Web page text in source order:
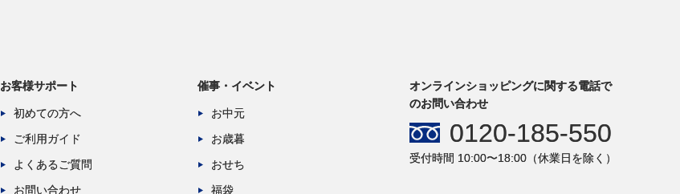
お客様サポート
初めての方へ
ご利用ガイド
よくあるご質問
お問い合わせ
催事・イベント
お中元
お歳暮
おせち
福袋
オンラインショッピングに関する電話で
のお問い合わせ
0120-185-550
受付時間 10:00〜18:00（休業日を除く）